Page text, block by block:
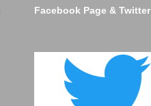
Facebook Page & Twitter